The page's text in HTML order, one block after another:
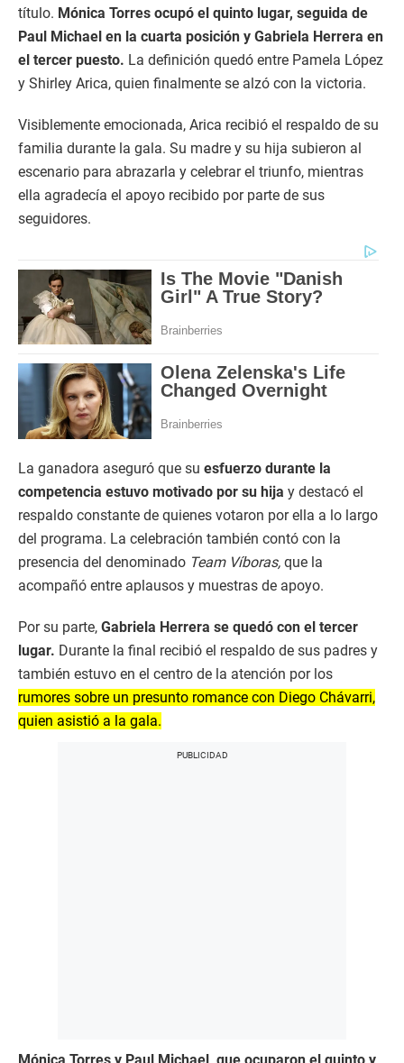
título. Mónica Torres ocupó el quinto lugar, seguida de
Paul Michael en la cuarta posición y Gabriela Herrera en
el tercer puesto. La definición quedó entre Pamela López
y Shirley Arica, quien finalmente se alzó con la victoria.
Visiblemente emocionada, Arica recibió el respaldo de su
familia durante la gala. Su madre y su hija subieron al
escenario para abrazarla y celebrar el triunfo, mientras
ella agradecía el apoyo recibido por parte de sus
seguidores.
La ganadora aseguró que su esfuerzo durante la
competencia estuvo motivado por su hija y destacó el
respaldo constante de quienes votaron por ella a lo largo
del programa. La celebración también contó con la
presencia del denominado Team Víboras, que la
acompañó entre aplausos y muestras de apoyo.
Por su parte, Gabriela Herrera se quedó con el tercer
lugar. Durante la final recibió el respaldo de sus padres y
también estuvo en el centro de la atención por los
rumores sobre un presunto romance con Diego Chávarri,
quien asistió a la gala.
Mónica Torres y Paul Michael, que ocuparon el quinto y